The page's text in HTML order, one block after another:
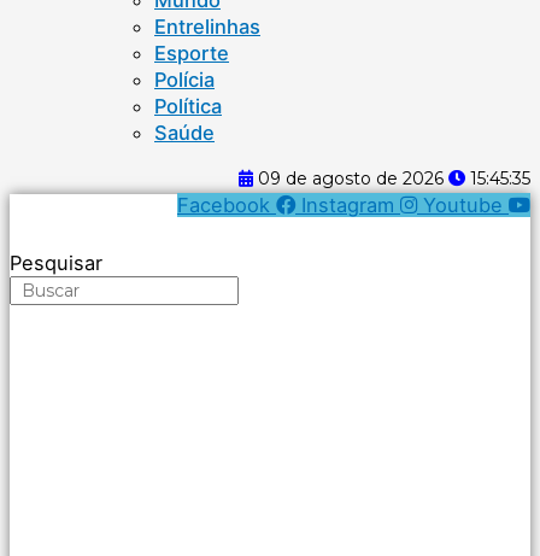
Entrelinhas
Esporte
Polícia
Política
Saúde
09 de agosto de 2026 15:45:36
Facebook Instagram Youtube
Pesquisar